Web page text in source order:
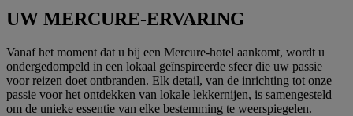
UW MERCURE-ERVARING
Vanaf het moment dat u bij een Mercure-hotel aankomt, wordt u
ondergedompeld in een lokaal geïnspireerde sfeer die uw passie
voor reizen doet ontbranden. Elk detail, van de inrichting tot onze
passie voor het ontdekken van lokale lekkernijen, is samengesteld
om de unieke essentie van elke bestemming te weerspiegelen.